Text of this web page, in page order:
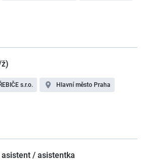
s.r.o. Hlavní město Praha
/ asistentka